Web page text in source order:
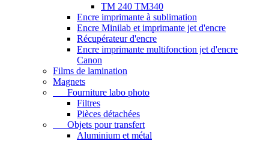
TM 240 TM340
Encre imprimante à sublimation
Encre Minilab et imprimante jet d'encre
Récupérateur d'encre
Encre imprimante multifonction jet d'encre
Canon
Films de lamination
Magnets
Fourniture labo photo
Filtres
Pièces détachées
Objets pour transfert
Aluminium et métal